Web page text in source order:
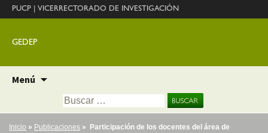
PUCP VICERRECTORADO DE INVESTIGACIÓN
GEDEP
Menú
contenido
Buscar:
Inicio » Publicaciones » Participación de los docentes del área de